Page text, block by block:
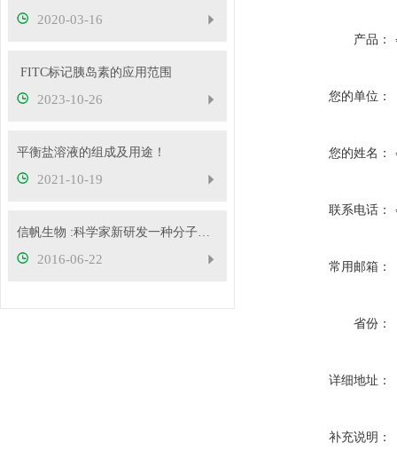
2020-03-16
​ FITC标记胰岛素的应用范围
2023-10-26
平衡盐溶液的组成及用途！
2021-10-19
信帆生物 :科学家新研发一种分子技术分析RNA
2016-06-22
产品：
您的单位：
您的姓名：
联系电话：
常用邮箱：
省份：
详细地址：
补充说明：